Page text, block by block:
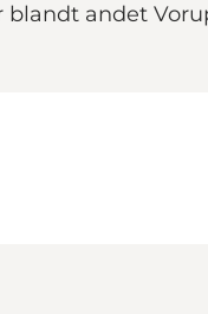
andet